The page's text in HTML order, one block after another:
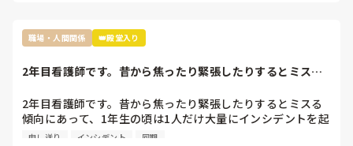
ちなみに私の職場ではすぐ噂は広まるので私のことはほぼ全
員知っていると思います
今後は今の私の不注意を正し、頑張っていきたいと思ってい
るのですが指導されないとなると正直どうしていったら良い
かわからないです。こんな私ですが何かアドバイスいただけ
れば嬉しいです。
せいさんが嫌じゃなければ、
という選択肢を取った方が、今後看護師として自分の興味が湧
ではないかと思います。
それと、今後も看護師として働き続けたいなら、もう二度と他
職場・人間関係 👑殿堂入り
2年目看護師です。昔から焦ったり緊張したりするとミスる
2年目看護師です。昔から焦ったり緊張したりするとミスる
傾向にあって、1年生の頃は1人だけ大量にインシデントを起
こしては先輩から怒られていました。自分の傾向を考え、2
申し送り インシデント 同期